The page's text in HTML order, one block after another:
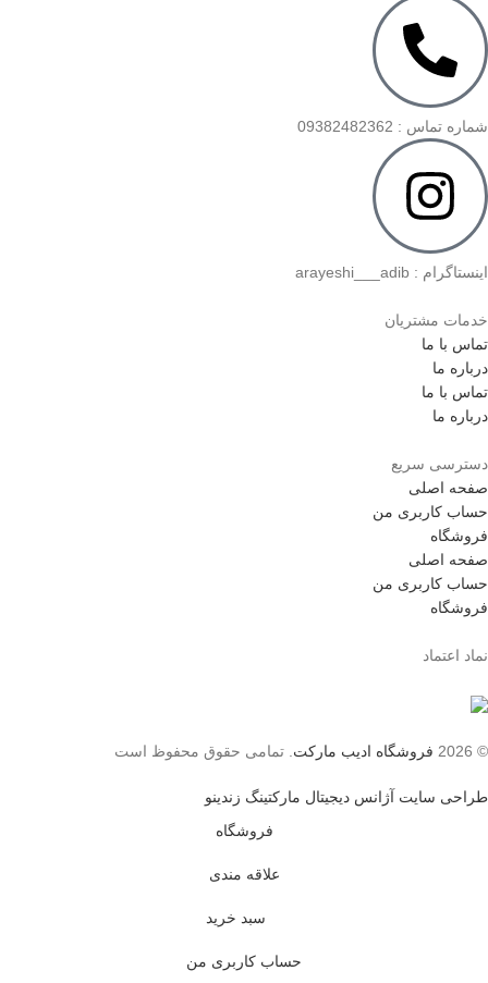
شماره تماس : 09382482362
اینستاگرام : arayeshi___adib
خدمات مشتریان
تماس با ما
درباره ما
تماس با ما
درباره ما
دسترسی سریع
صفحه اصلی
حساب کاربری من
فروشگاه
صفحه اصلی
حساب کاربری من
فروشگاه
نماد اعتماد
© 2026 فروشگاه ادیب مارکت . تمامی حقوق محفوظ است
طراحی سایت آژانس دیجیتال مارکتینگ زندینو
فروشگاه
علاقه مندی
سبد خرید
حساب کاربری من